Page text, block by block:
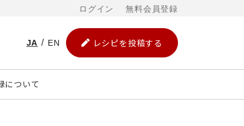
ログイン 無料会員登録
JA EN レシピを投稿する
について